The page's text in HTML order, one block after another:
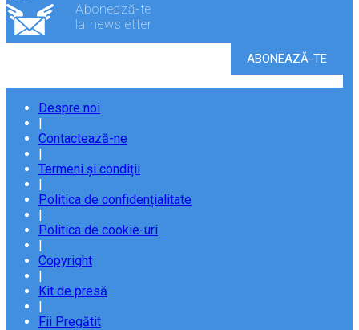
Abonează-te
la newsletter
Despre noi
|
Contactează-ne
|
Termeni și condiții
|
Politica de confidențialitate
|
Politica de cookie-uri
|
Copyright
|
Kit de presă
|
Fii Pregătit